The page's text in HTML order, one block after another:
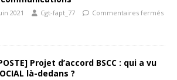
2021 Cgt-fapt_77 Commentaires fermés
Projet d’accord BSCC : qui a vu
là-dedans ?